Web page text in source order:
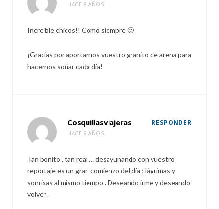
HACE 8 AÑOS
Increíble chicos!! Como siempre 🙂
¡Gracias por aportarnos vuestro granito de arena para
hacernos soñar cada día!
Cosquillasviajeras
HACE 8 AÑOS
RESPONDER
Tan bonito , tan real … desayunando con vuestro
reportaje es un gran comienzo del día ; lágrimas y
sonrisas al mismo tiempo . Deseando irme y deseando
volver .